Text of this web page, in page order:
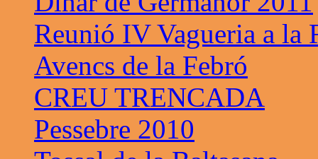
Reunió IV Vagueria a la
Avencs de la Febró
CREU TRENCADA
Pessebre 2010